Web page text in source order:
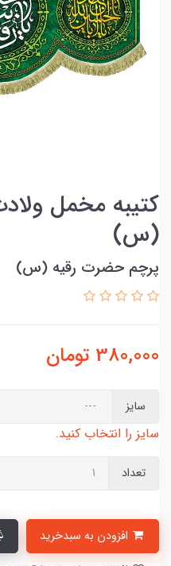
کتیبه مخمل
(س)
پرچم حضرت رقیه (س)
380,000 تومان
سایز
سایز را انتخاب کنید.
تعداد